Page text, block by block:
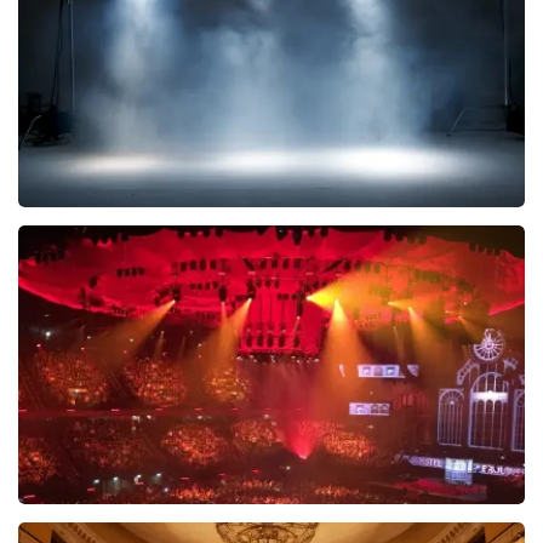
BEKIJKEN
West Side Story
77reviews
BEKIJKEN